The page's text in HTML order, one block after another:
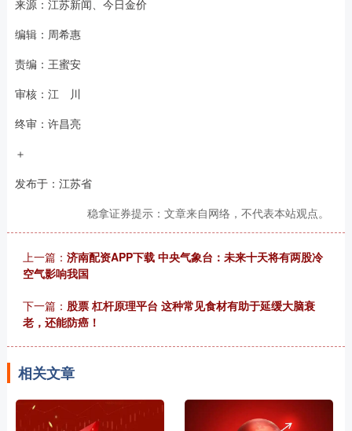
来源：江苏新闻、今日金价
编辑：周希惠
责编：王蜜安
审核：江 川
终审：许昌亮
＋
发布于：江苏省
稳拿证券提示：文章来自网络，不代表本站观点。
上一篇： 济南配资APP下载 中央气象台：未来十天将有两股冷
空气影响我国
下一篇： 股票 杠杆原理平台 这种常见食材有助于延缓大脑衰
老，还能防癌！
相关文章